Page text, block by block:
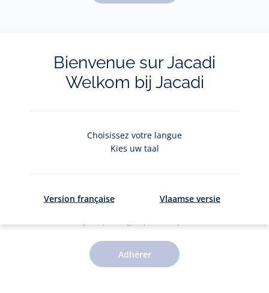
Le Club Jacadi
Adhérer
Bienvenue sur Jacadi
Welkom bij Jacadi
Choisissez votre langue
Kies uw taal
Version française Vlaamse versie